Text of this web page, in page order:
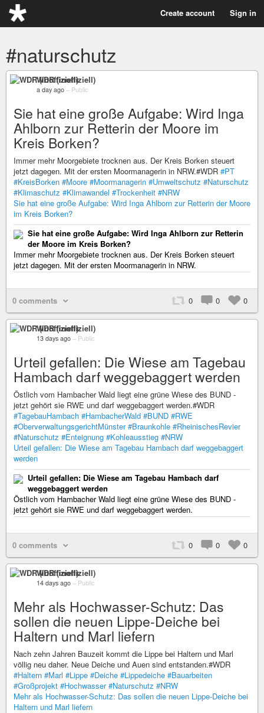
Create account Sign in
#naturschutz
WDR (inoffiziell)
a day ago – Public
Sie hat eine große Aufgabe: Wird Inga
Ahlborn zur Retterin der Moore im
Kreis Borken?
Immer mehr Moorgebiete trocknen aus. Der Kreis Borken steuert
jetzt dagegen. Mit der ersten Moormanagerin in NRW.#WDR #PT
#KreisBorken #Moore #Moormanagerin #Umweltschutz #Naturschutz
#Klimaschutz #Klimawandel #Trockenheit #NRW
Sie hat eine große Aufgabe: Wird Inga Ahlborn zur Retterin der Moore
im Kreis Borken?
Sie hat eine große Aufgabe: Wird Inga Ahlborn zur Retterin
der Moore im Kreis Borken?
Immer mehr Moorgebiete trocknen aus. Der Kreis Borken steuert
jetzt dagegen. Mit der ersten Moormanagerin in NRW.
0 comments 0 0 0
WDR (inoffiziell)
13 days ago – Public
Urteil gefallen: Die Wiese am Tagebau
Hambach darf weggebaggert werden
Östlich vom Hambacher Wald liegt eine grüne Wiese des BUND -
jetzt gehört sie RWE und darf weggebaggert werden.#WDR
#TagebauHambach #HambacherWald #BUND #RWE
#OberverwaltungsgerichtMünster #Braunkohle #RheinischesRevier
#Naturschutz #Enteignung #Kohleausstieg #NRW
Urteil gefallen: Die Wiese am Tagebau Hambach darf weggebaggert
werden
Urteil gefallen: Die Wiese am Tagebau Hambach darf
weggebaggert werden
Östlich vom Hambacher Wald liegt eine grüne Wiese des BUND -
jetzt gehört sie RWE und darf weggebaggert werden.
0 comments 0 0 0
WDR (inoffiziell)
14 days ago – Public
Mehr als Hochwasser-Schutz: Das
sollen die neuen Lippe-Deiche bei
Haltern und Marl liefern
Nach zehn Jahren Bauzeit kommt die Lippe bei Haltern und Marl
völlig neu daher. Neue Deiche und Auen sind entstanden.#WDR
#Haltern #Marl #Lippe #Deiche #Lippedeiche #Bauarbeiten
#Großprojekt #Hochwasser #Naturschutz #NRW
Mehr als Hochwasser-Schutz: Das sollen die neuen Lippe-Deiche bei
Haltern und Marl liefern